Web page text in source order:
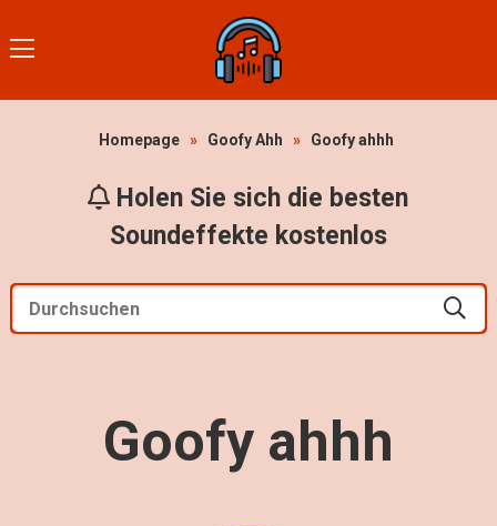
Homepage » Goofy Ahh » Goofy ahhh
Holen Sie sich die besten
Soundeffekte kostenlos
Goofy ahhh